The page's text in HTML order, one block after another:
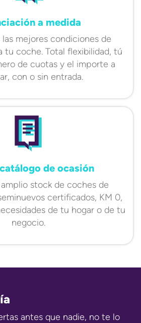
a medida
mejores condiciones de
tu coche. Total flexibilidad, tú
de cuotas y el importe a
con o sin entrada.
de ocasión
stock de coches de
certificados, KM 0,
de tu hogar o de tu
negocio.
antes que nadie, no te lo